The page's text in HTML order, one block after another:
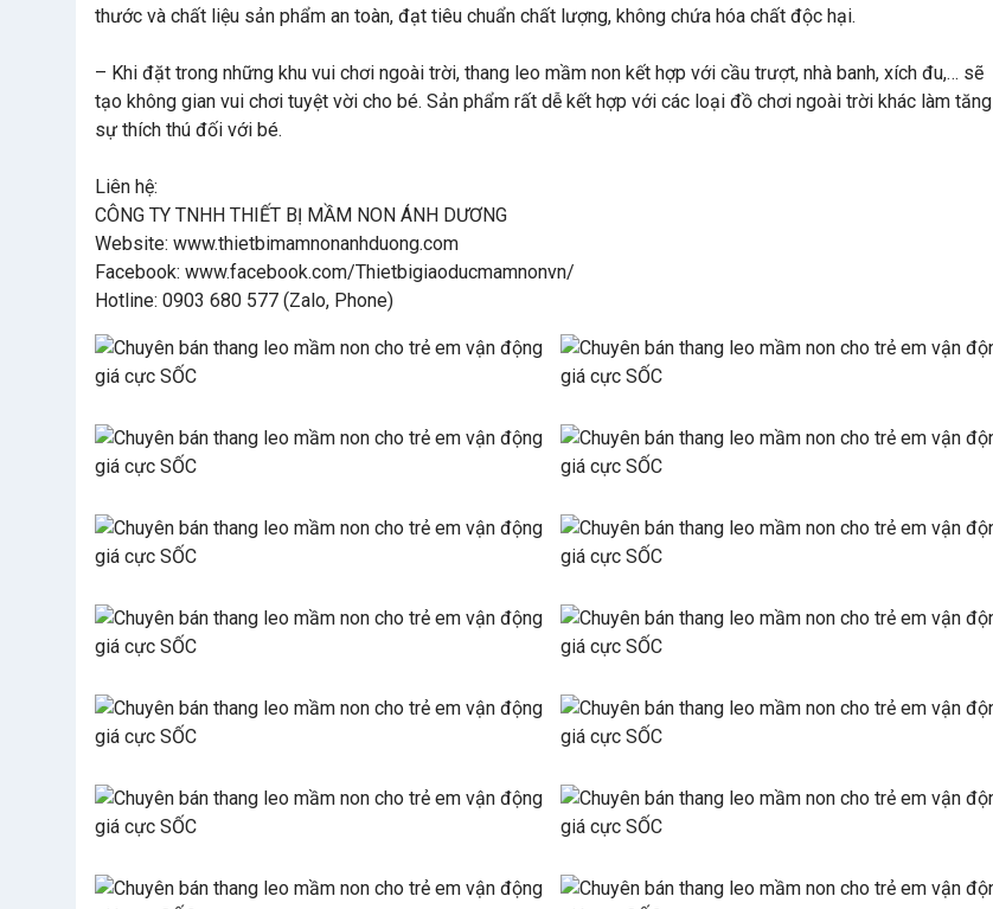
thước và chất liệu sản phẩm an toàn, đạt tiêu chuẩn chất lượng, không chứa hóa chất độc hại.
– Khi đặt trong những khu vui chơi ngoài trời, thang leo mầm non kết hợp với cầu trượt, nhà banh, xích đu,… sẽ
tạo không gian vui chơi tuyệt vời cho bé. Sản phẩm rất dễ kết hợp với các loại đồ chơi ngoài trời khác làm tăng
sự thích thú đối với bé.
Liên hệ:
CÔNG TY TNHH THIẾT BỊ MẦM NON ÁNH DƯƠNG
Website: www.thietbimamnonanhduong.com
Facebook: www.facebook.com/Thietbigiaoducmamnonvn/
Hotline: 0903 680 577 (Zalo, Phone)